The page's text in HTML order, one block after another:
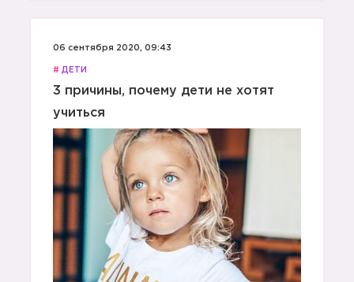
06 сентября 2020, 09:43
# ДЕТИ
3 причины, почему дети не хотят
учиться